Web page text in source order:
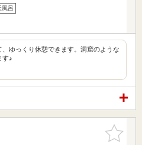
風呂
ゆっくり休憩できます。洞窟のような
す♪
お気に入
りに追加